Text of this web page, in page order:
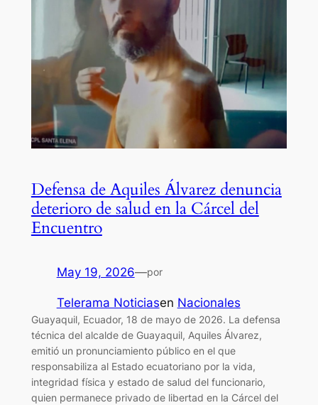
Defensa de Aquiles Álvarez denuncia
deterioro de salud en la Cárcel del
Encuentro
May 19, 2026—por
Telerama Noticiasen Nacionales
Guayaquil, Ecuador, 18 de mayo de 2026. La defensa
técnica del alcalde de Guayaquil, Aquiles Álvarez,
emitió un pronunciamiento público en el que
responsabiliza al Estado ecuatoriano por la vida,
integridad física y estado de salud del funcionario,
quien permanece privado de libertad en la Cárcel del